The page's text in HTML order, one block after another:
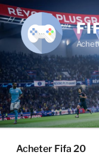
Aller
au
contenu
principal
Acheter Fifa 20